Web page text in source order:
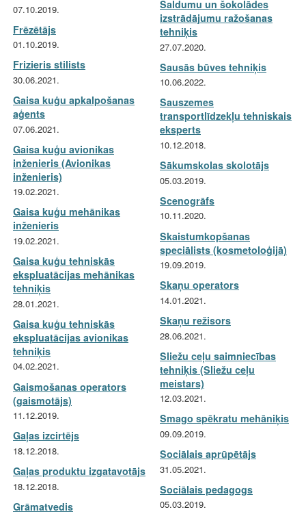
07.10.2019.
Frēzētājs
01.10.2019.
Frizieris stilists
30.06.2021.
Gaisa kuģu apkalpošanas
aģents
07.06.2021.
Gaisa kuģu avionikas
inženieris (Avionikas
inženieris)
19.02.2021.
Gaisa kuģu mehānikas
inženieris
19.02.2021.
Gaisa kuģu tehniskās
ekspluatācijas mehānikas
tehniķis
28.01.2021.
Gaisa kuģu tehniskās
ekspluatācijas avionikas
tehniķis
04.02.2021.
Gaismošanas operators
(gaismotājs)
11.12.2019.
Gaļas izcirtējs
18.12.2018.
Gaļas produktu izgatavotājs
18.12.2018.
Grāmatvedis
Saldumu un šokolādes
izstrādājumu ražošanas
tehniķis
27.07.2020.
Sausās būves tehniķis
10.06.2022.
Sauszemes
transportlīdzekļu tehniskais
eksperts
10.12.2018.
Sākumskolas skolotājs
05.03.2019.
Scenogrāfs
10.11.2020.
Skaistumkopšanas
speciālists (kosmetoloģijā)
19.09.2019.
Skaņu operators
14.01.2021.
Skaņu režisors
28.06.2021.
Sliežu ceļu saimniecības
tehniķis (Sliežu ceļu
meistars)
12.03.2021.
Smago spēkratu mehāniķis
09.09.2019.
Sociālais aprūpētājs
31.05.2021.
Sociālais pedagogs
05.03.2019.